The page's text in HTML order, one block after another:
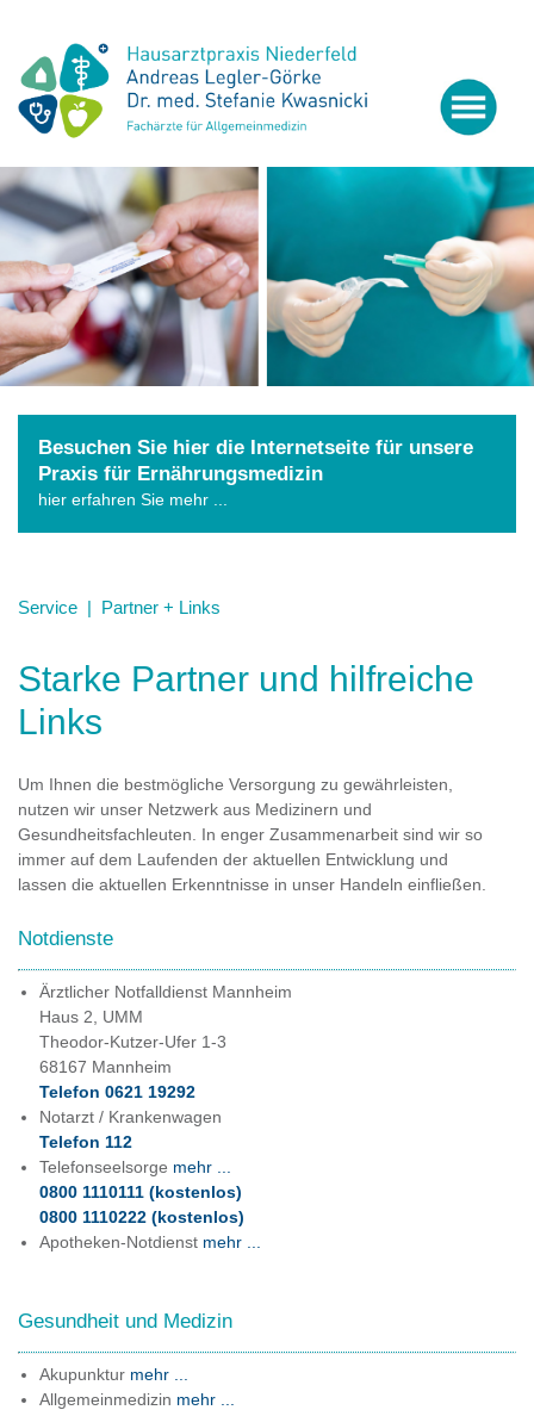
START
PRAXIS
PRAXISTEAM
BEWERTUNG
LEISTUNGEN
PRÄVENTION
DIAGNOSTIK
THERAPIE
AKTUELL
SERVICE
REZEPTE + ÜBERWEISUNGEN
PARTNER + LINKS
DOWNLOADS
KONTAKT
ANFAHRT
Besuchen Sie hier die Internetseite für unsere
Praxis für Ernährungsmedizin
hier erfahren Sie mehr ...
Service | Partner + Links
Starke Partner und hilfreiche
Links
Um Ihnen die bestmögliche Versorgung zu gewährleisten,
nutzen wir unser Netzwerk aus Medizinern und
Gesundheitsfachleuten. In enger Zusammenarbeit sind wir so
immer auf dem Laufenden der aktuellen Entwicklung und
lassen die aktuellen Erkenntnisse in unser Handeln einfließen.
Notdienste
Ärztlicher Notfalldienst Mannheim
Haus 2, UMM
Theodor-Kutzer-Ufer 1-3
68167 Mannheim
Telefon 0621 19292
Notarzt / Krankenwagen
Telefon 112
Telefonseelsorge mehr ...
0800 1110111 (kostenlos)
0800 1110222 (kostenlos)
Apotheken-Notdienst mehr ...
Gesundheit und Medizin
Akupunktur mehr ...
Allgemeinmedizin mehr ...